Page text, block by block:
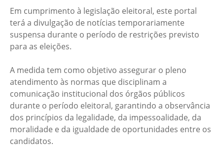
Em cumprimento à legislação eleitoral, este portal
terá a divulgação de notícias temporariamente
suspensa durante o período de restrições previsto
para as eleições.
A medida tem como objetivo assegurar o pleno
atendimento às normas que disciplinam a
comunicação institucional dos órgãos públicos
durante o período eleitoral, garantindo a observância
dos princípios da legalidade, da impessoalidade, da
moralidade e da igualdade de oportunidades entre os
candidatos.